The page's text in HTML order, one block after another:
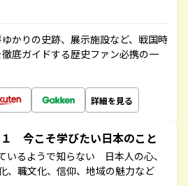
かりの史跡、展示施設など、戦国時
底ガイドする歴史ファン必携の一
詳細を見る
１ 今こそ学びたい日本のこと
いるようで知らない 日本人の心、
、職文化、信仰、地域の魅力など